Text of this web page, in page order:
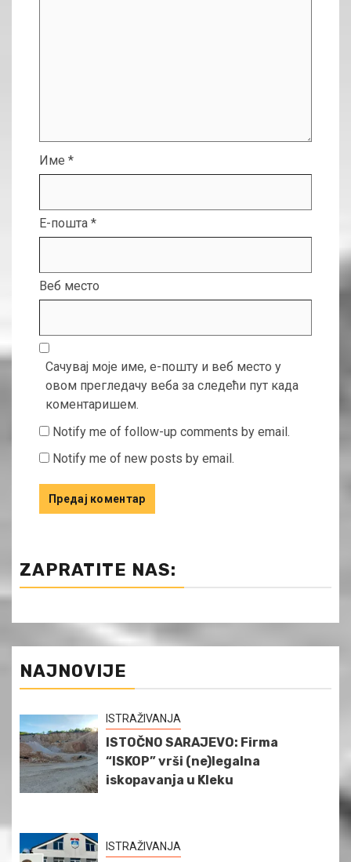
Име *
Е-пошта *
Веб место
Сачувај моје име, е-пошту и веб место у
овом прегледачу веба за следећи пут када
коментаришем.
Notify me of follow-up comments by email.
Notify me of new posts by email.
ZAPRATITE NAS:
NAJNOVIJE
ISTRAŽIVANJA
ISTOČNO SARAJEVO: Firma
“ISKOP” vrši (ne)legalna
iskopavanja u Kleku
ISTRAŽIVANJA